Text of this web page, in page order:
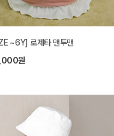
~6Y] 로제타 맨투맨
원